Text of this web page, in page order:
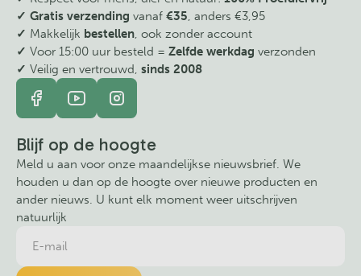
✓ Gratis verzending vanaf €35, anders €3,95
✓ Makkelijk bestellen, ook zonder account
✓ Voor 15:00 uur besteld = Zelfde werkdag verzonden
✓ Veilig en vertrouwd, sinds 2008
Blijf op de hoogte
Meld u aan voor onze maandelijkse nieuwsbrief. We
houden u dan op de hoogte over nieuwe producten en
ander nieuws. U kunt elk moment weer uitschrijven
natuurlijk